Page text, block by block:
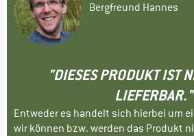
Bergfreund Hannes
"DIESES PRODUKT IST
LIEFERBAR."
Entweder es handelt sich hierbei um
wir können bzw. werden das Produkt